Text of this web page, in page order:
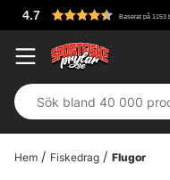
Hem Fiskedrag Flugor